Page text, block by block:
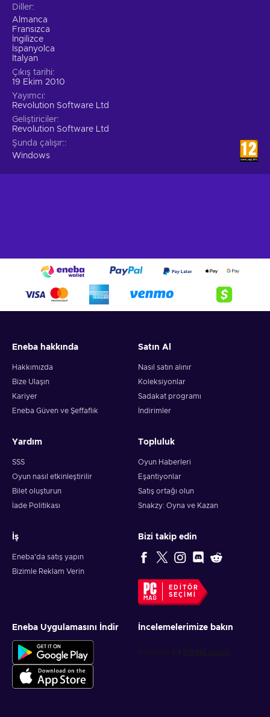
Diller
Almanca
Fransızca
İngilizce
İspanyolca
İtalyan
Çıkış tarihi
19 Ekim 2010
Yayımcı
Revolution Software Ltd
Geliştiriciler
Revolution Software Ltd
Şunda çalışır:
Windows
Eneba hakkında
Hakkımızda
Bize Ulaşın
Kariyer
Eneba Güven ve Şeffaflık
Satın Al
Nasıl satın alınır
Koleksiyonlar
Sadakat programı
İndirimler
Yardım
SSS
Oyun nasıl etkinleştirilir
Bilet oluşturun
İade Politikası
Topluluk
Oyun Haberleri
Eşantiyonlar
Satış ortağı olun
Snakzy: Oyna ve Kazan
İş
Eneba'da satış yapın
Bizimle Reklam Verin
Bizi takip edin
EDITÖR
SEÇIMI
Eneba Uygulamasını İndir İncelemelerimize bakın